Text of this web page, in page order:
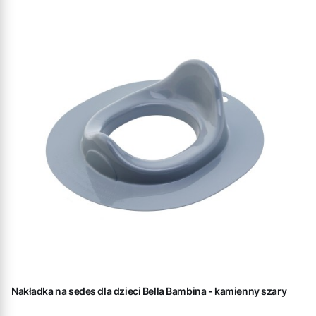
Nakładka na sedes dla dzieci Bella Bambina - kamienny szary